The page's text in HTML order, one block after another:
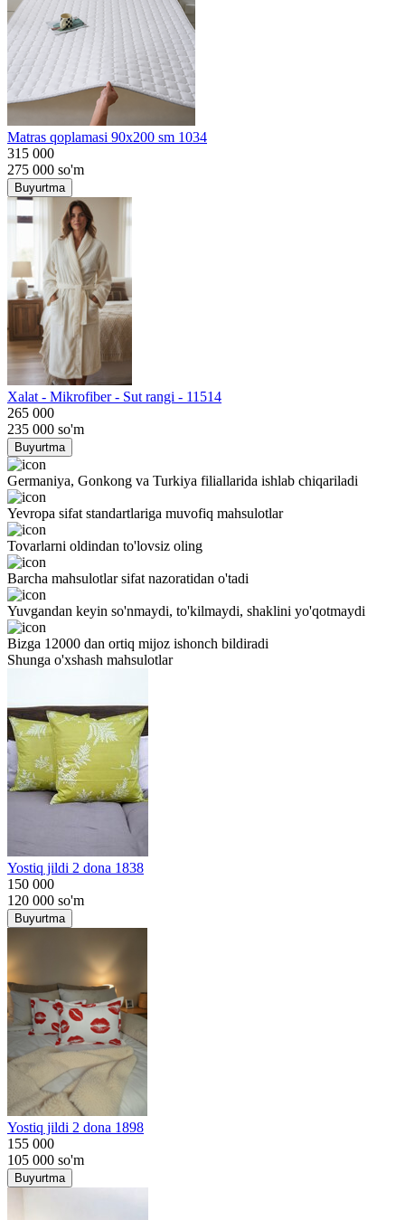
Matras qoplamasi 90x200 sm 1034
315 000
275 000 so'm
Buyurtma
Хalat - Mikrofiber - Sut rangi - 11514
265 000
235 000 so'm
Buyurtma
Germaniya, Gonkong va Turkiya filiallarida ishlab chiqariladi
Yevropa sifat standartlariga muvofiq mahsulotlar
Tovarlarni oldindan to'lovsiz oling
Barcha mahsulotlar sifat nazoratidan o'tadi
Yuvgandan keyin so'nmaydi, to'kilmaydi, shaklini yo'qotmaydi
Bizga 12000 dan ortiq mijoz ishonch bildiradi
Shunga o'xshash mahsulotlar
Yostiq jildi 2 dona 1838
150 000
120 000 so'm
Buyurtma
Yostiq jildi 2 dona 1898
155 000
105 000 so'm
Buyurtma